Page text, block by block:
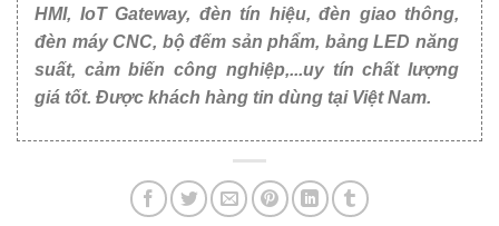
HMI, IoT Gateway, đèn tín hiệu, đèn giao thông,
đèn máy CNC, bộ đếm sản phẩm, bảng LED năng
suất, cảm biến công nghiệp,...uy tín chất lượng
giá tốt. Được khách hàng tin dùng tại Việt Nam.